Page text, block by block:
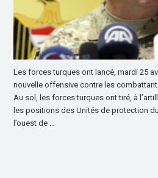
Les forces turques ont lancé, mardi 25
nouvelle offensive contre les
Au sol, les forces turques ont tiré, à
les positions des Unités de protection
l’ouest de …